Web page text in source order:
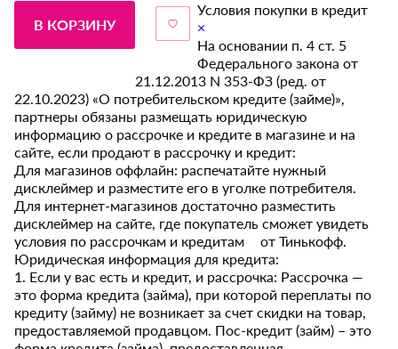
В КОРЗИНУ
Условия покупки в кредит
×
На основании п. 4 ст. 5
Федерального закона от
21.12.2013 N 353-ФЗ (ред. от
22.10.2023) «О потребительском кредите (займе)»,
партнеры обязаны размещать юридическую
информацию о рассрочке и кредите в магазине и на
сайте, если продают в рассрочку и кредит:
Для магазинов оффлайн: распечатайте нужный
дисклеймер и разместите его в уголке потребителя.
Для интернет-магазинов достаточно разместить
дисклеймер на сайте, где покупатель сможет увидеть
условия по рассрочкам и кредитам от Тинькофф.
Юридическая информация для кредита:
1. Если у вас есть и кредит, и рассрочка: Рассрочка —
это форма кредита (займа), при которой переплаты по
кредиту (займу) не возникает за счет скидки на товар,
предоставляемой продавцом. Пос-кредит (займ) – это